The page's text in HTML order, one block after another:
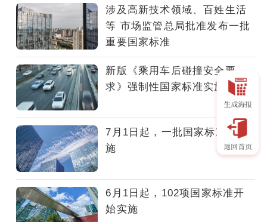
版
《乘
用
车
后
碰
安
全
要
求》
强
制
性
国
涉及高新技术领域、百姓生活
等 市场监管总局批准发布一批
重要国家标准
新版《乘用车后碰撞安全要
求》强制性国家标准实施
7月1日起，一批国家标准将实
施
6月1日起，102项国家标准开
始实施